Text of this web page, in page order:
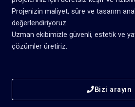
Projenizin maliyet, süre ve tasarım
değerlendiriyoruz.
Uzman ekibimizle güvenli, estetik ve
çözümler üretiriz.
Bizi arayın